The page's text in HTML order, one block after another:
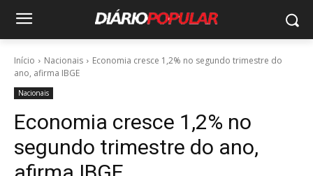
Início Nacionais
Economia cresce 1,2% no segundo trimestre do
ano, afirma IBGE
Nacionais
Economia cresce 1,2% no
segundo trimestre do ano,